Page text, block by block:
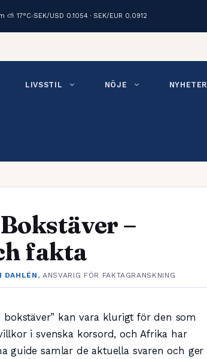
⛅ 17°C SEK/USD 0.1054 · SEK/EUR 0.0912
LIVSSTIL NÖJE NYHETER
–
fakta
DAHLÉN , ANSVARIG FÖR FAKTAGRANSKNING
kan vara klurigt för den som
i svenska korsord, och Afrika har
guide samlar de aktuella svaren och ger